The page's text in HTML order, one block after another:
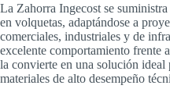
La Zahorra Ingecost se
en volquetas, adaptándose a
comerciales, industriales y de
excelente comportamiento frente
la convierte en una solución ideal
materiales de alto desempeño